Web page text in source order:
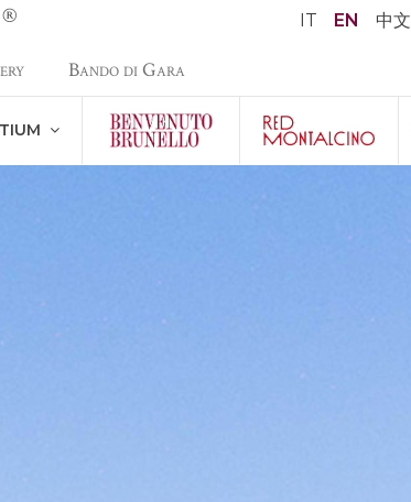
® IT EN 中文
Bando di Gara